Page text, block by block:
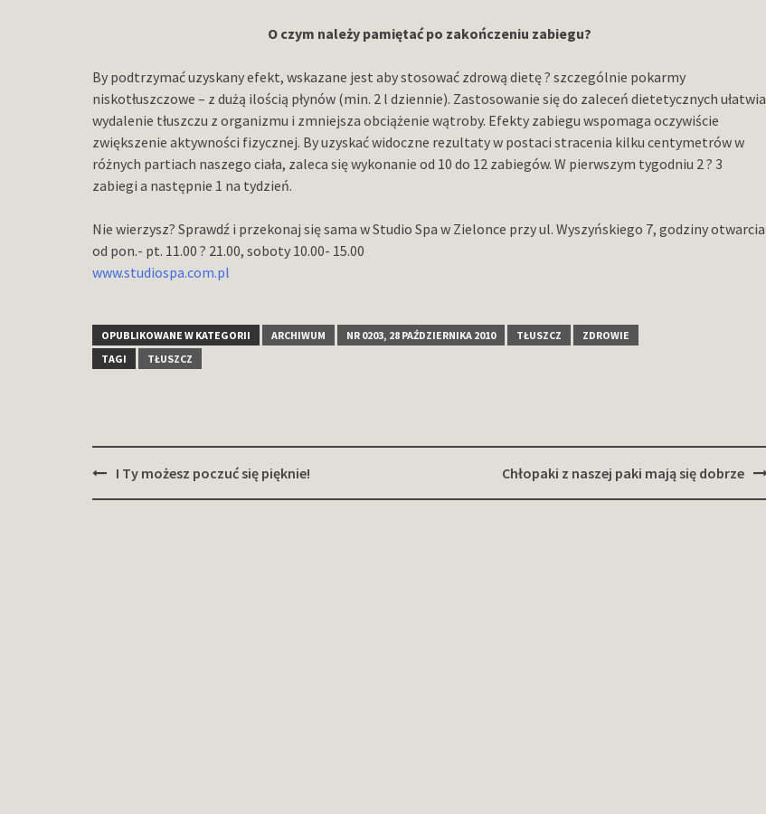
O czym należy pamiętać po zakończeniu zabiegu?
By podtrzymać uzyskany efekt, wskazane jest aby stosować zdrową dietę ? szczególnie pokarmy
niskotłuszczowe – z dużą ilością płynów (min. 2 l dziennie). Zastosowanie się do zaleceń dietetycznych ułatwia
wydalenie tłuszczu z organizmu i zmniejsza obciążenie wątroby. Efekty zabiegu wspomaga oczywiście
zwiększenie aktywności fizycznej. By uzyskać widoczne rezultaty w postaci stracenia kilku centymetrów w
różnych partiach naszego ciała, zaleca się wykonanie od 10 do 12 zabiegów. W pierwszym tygodniu 2 ? 3
zabiegi a następnie 1 na tydzień.
Nie wierzysz? Sprawdź i przekonaj się sama w Studio Spa w Zielonce przy ul. Wyszyńskiego 7, godziny otwarcia
od pon.- pt. 11.00 ? 21.00, soboty 10.00- 15.00
www.studiospa.com.pl
OPUBLIKOWANE W KATEGORII ARCHIWUM NR 0203, 28 PAŹDZIERNIKA 2010 TŁUSZCZ
ZDROWIE
TAGI
TŁUSZCZ
Zobacz
wpisy
I Ty możesz poczuć się pięknie! Chłopaki z naszej paki mają się dobrze